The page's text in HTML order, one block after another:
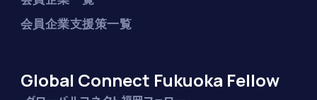
会員企業支援策一覧
Global Connect Fukuoka Fellow